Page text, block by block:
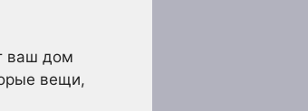
ваш дом
вещи,